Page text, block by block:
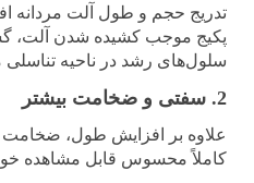
تدریج حجم و طول آلت مردانه
پکیج موجب کشیده شدن آلت،
سلول‌های رشد در ناحیه
2. سفتی و ضخامت بیشتر
علاوه بر افزایش طول،
کاملاً محسوس قابل مشاهده